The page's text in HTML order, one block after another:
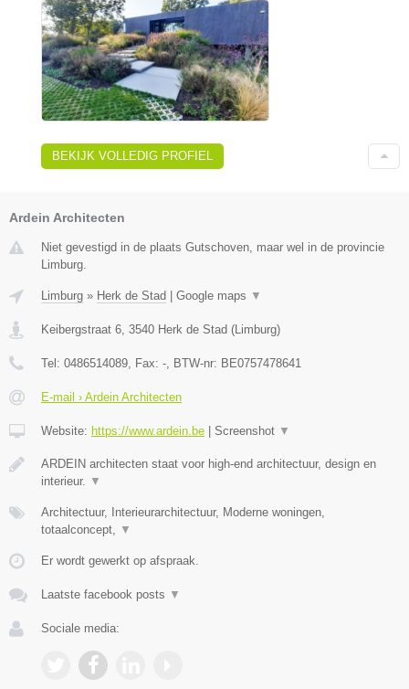
BEKIJK VOLLEDIG PROFIEL
Ardein Architecten
Niet gevestigd in de plaats Gutschoven, maar wel in de provincie
Limburg.
Limburg » Herk de Stad Google maps ▼
Keibergstraat 6, 3540 Herk de Stad (Limburg)
Tel: 0486514089, Fax: -, BTW-nr: BE0757478641
E-mail › Ardein Architecten
Website: https://www.ardein.be Screenshot ▼
ARDEIN architecten staat voor high-end architectuur, design en
interieur. ▼
Architectuur, Interieurarchitectuur, Moderne woningen,
totaalconcept, ▼
Er wordt gewerkt op afspraak.
Laatste facebook posts ▼
Sociale media: